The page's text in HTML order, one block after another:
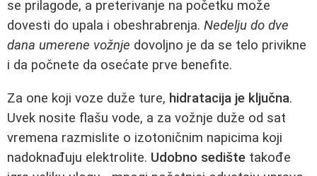
se prilagode, a preterivanje na početku može
dovesti do upala i obeshrabrenja. Nedelju do dve
dana umerene vožnje dovoljno je da se telo privikne
i da počnete da osećate prve benefite.
Za one koji voze duže ture, hidratacija je ključna.
Uvek nosite flašu vode, a za vožnje duže od sat
vremena razmislite o izotoničnim napicima koji
nadoknađuju elektrolite. Udobno sedište takođe